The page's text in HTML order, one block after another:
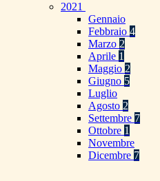
2021
Gennaio
Febbraio 4
Marzo 2
Aprile 1
Maggio 2
Giugno 5
Luglio
Agosto 2
Settembre 7
Ottobre 1
Novembre
Dicembre 7